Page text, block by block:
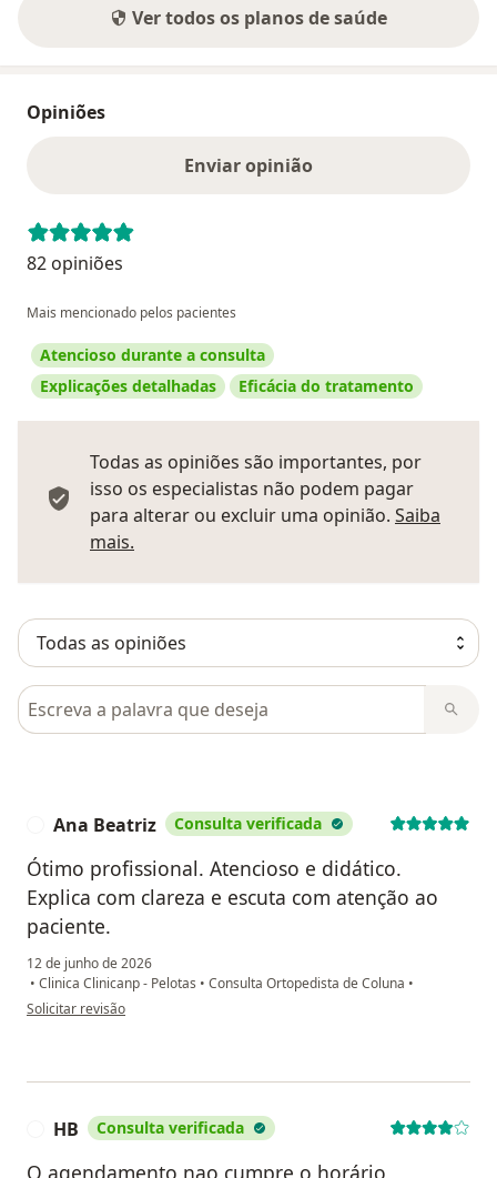
Ver todos os planos de saúde
Opiniões
Enviar opinião
82 opiniões
Mais mencionado pelos pacientes
Atencioso durante a consulta
Explicações detalhadas
Eficácia do tratamento
Todas as opiniões são importantes, por
isso os especialistas não podem pagar
para alterar ou excluir uma opinião. Saiba
mais.
Pesquisar em opiniões
Ana Beatriz Consulta verificada
Ótimo profissional. Atencioso e didático.
Explica com clareza e escuta com atenção ao
paciente.
12 de junho de 2026
• Clinica Clinicanp - Pelotas • Consulta Ortopedista de Coluna •
na opinião do utilizador Ana Beatriz
Solicitar revisão
HB Consulta verificada
O agendamento nao cumpre o horário